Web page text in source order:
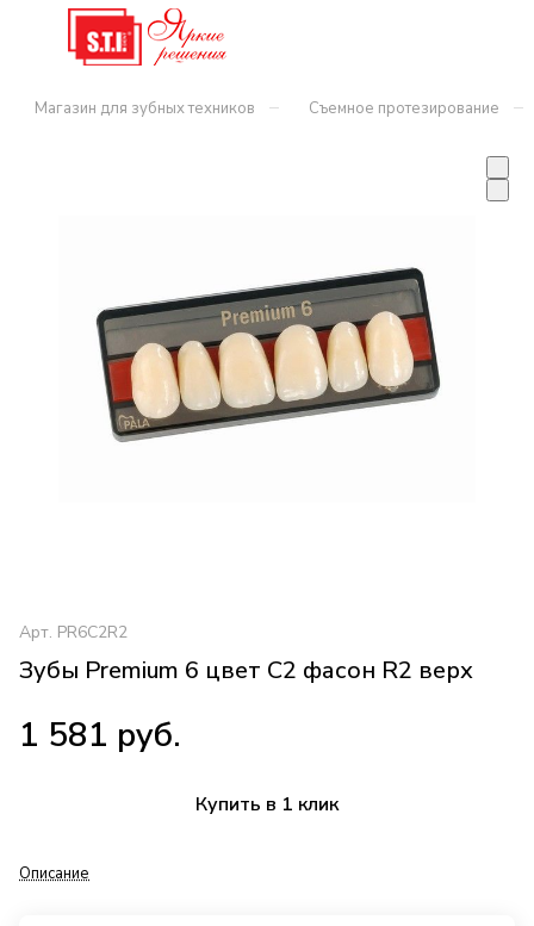
Магазин для зубных техников – Съемное протезирование –
Арт. PR6C2R2
Зубы Premium 6 цвет C2 фасон R2 верх
1 581 руб.
Купить в 1 клик
Описание